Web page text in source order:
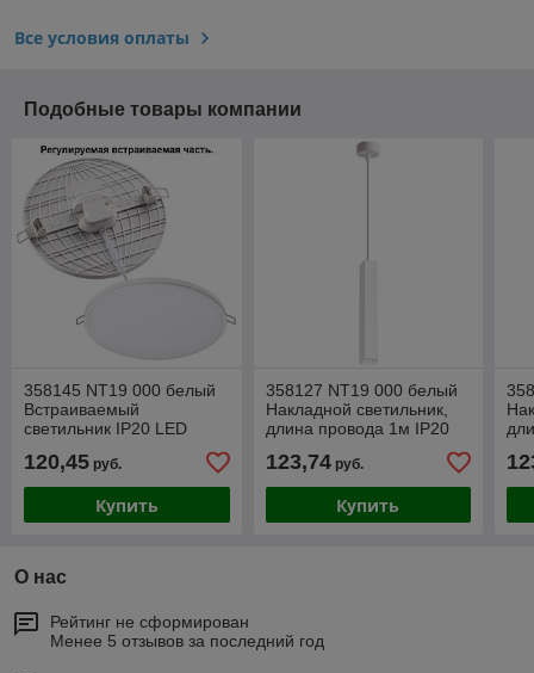
Все условия оплаты
Подобные товары компании
358145 NT19 000 белый
Встраиваемый
светильник IP20 LED
MOON
120,45 руб.
Купить
358127 NT19 000 белый
Накладной светильник,
длина провода 1м IP20
265V MODO
123,74руб.
Купить
О нас
Рейтинг не сформирован
Менее 5 отзывов за последний год